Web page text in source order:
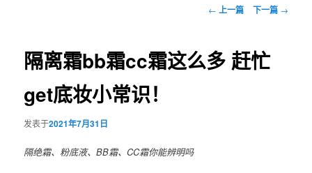
文
航
← 上一篇 下一篇 →
隔离霜bb霜cc霜这么多 赶忙
get底妆小常识！
发表于2021年7月31日
隔绝霜、粉底液、BB霜、CC霜你能辨明吗